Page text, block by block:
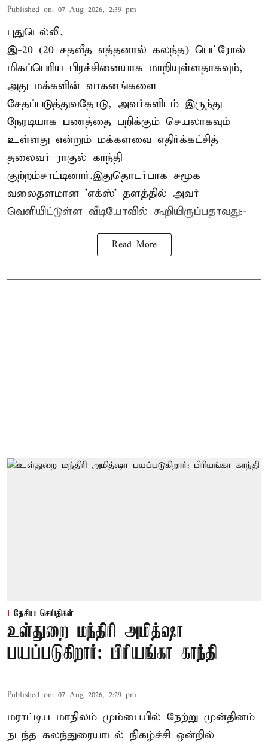
Published on: 07 Aug 2026, 2:39 pm
புதுடெல்லி,
இ-20 (20 சதவீத எத்தனால் கலந்த) பெட்ரோல்
மிகப்பெரிய பிரச்சினையாக மாறியுள்ளதாகவும்,
அது மக்களின் வாகனங்களை
சேதப்படுத்துவதோடு, அவர்களிடம் இருந்து
நேரடியாக பணத்தை பறிக்கும் செயலாகவும்
உள்ளது என்றும் மக்களவை எதிர்க்கட்சித்
தலைவர் ராகுல் காந்தி
குற்றம்சாட்டினார்.இதுதொடர்பாக சமூக
வலைதளமான 'எக்ஸ்' தளத்தில் அவர்
வெளியிட்டுள்ள வீடியோவில் கூறியிருப்பதாவது:-
Read More
தேசிய செய்திகள்
உள்துறை மந்திரி அமித்ஷா
பயப்படுகிறார்: பிரியங்கா காந்தி
Published on: 07 Aug 2026, 2:29 pm
மராட்டிய மாநிலம் மும்பையில் நேற்று முன்தினம்
நடந்த கலந்துரையாடல் நிகழ்ச்சி ஒன்றில்